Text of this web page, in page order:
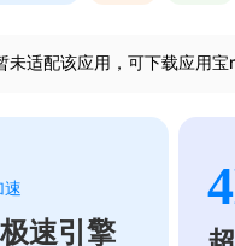
未适配该应用，可下载应用
速
速引擎